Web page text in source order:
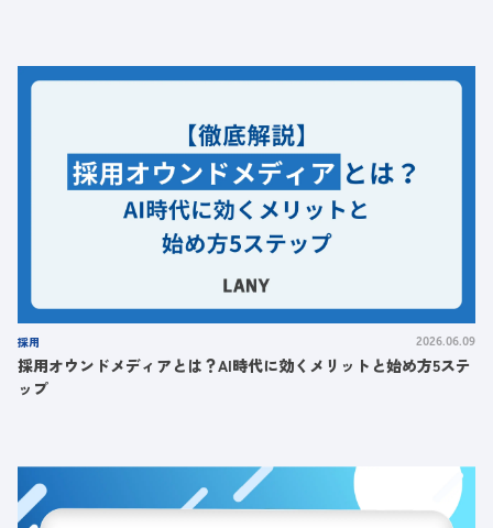
採用 2026.06.09
採用オウンドメディアとは？AI時代に効くメリットと始め方5ステ
ップ